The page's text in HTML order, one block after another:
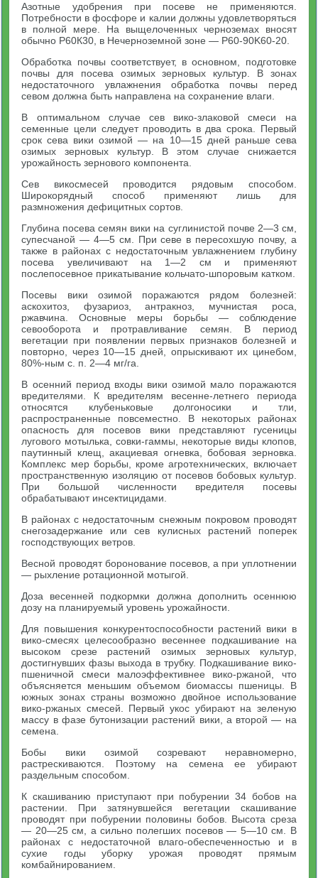
Азотные удобрения при посеве не применяются.
Потребности в фосфоре и калии должны удовлетворяться
в полной мере. На выщелоченных черноземах вносят
обычно Р60К30, в Нечерноземной зоне — P60-90K60-20.
Обработка почвы соответствует, в основном, подготовке
почвы для посева озимых зерновых культур. В зонах
недостаточного увлажнения обработка почвы перед
севом должна быть направлена на сохранение влаги.
В оптимальном случае сев вико-злаковой смеси на
семенные цели следует проводить в два срока. Первый
срок сева вики озимой — на 10—15 дней раньше сева
озимых зерновых культур. В этом случае снижается
урожайность зернового компонента.
Сев викосмесей проводится рядовым способом.
Широкорядный способ применяют лишь для
размножения дефицитных сортов.
Глубина посева семян вики на суглинистой почве 2—3 см,
супесчаной — 4—5 см. При севе в пересохшую почву, а
также в районах с недостаточным увлажнением глубину
посева увеличивают на 1—2 см и применяют
послепосевное прикатывание кольчато-шпоровым катком.
Посевы вики озимой поражаются рядом болезней:
аскохитоз, фузариоз, антракноз, мучнистая роса,
ржавчина. Основные меры борьбы — соблюдение
севооборота и протравливание семян. В период
вегетации при появлении первых признаков болезней и
повторно, через 10—15 дней, опрыскивают их цинебом,
80%-ным с. п. 2—4 мг/га.
В осенний период входы вики озимой мало поражаются
вредителями. К вредителям весенне-летнего периода
относятся клубеньковые долгоносики и тли,
распространенные повсеместно. В некоторых районах
опасность для посевов вики представляют гусеницы
лугового мотылька, совки-гаммы, некоторые виды клопов,
паутинный клещ, акациевая огневка, бобовая зерновка.
Комплекс мер борьбы, кроме агротехнических, включает
пространственную изоляцию от посевов бобовых культур.
При большой численности вредителя посевы
обрабатывают инсектицидами.
В районах с недостаточным снежным покровом проводят
снегозадержание или сев кулисных растений поперек
господствующих ветров.
Весной проводят боронование посевов, а при уплотнении
— рыхление ротационной мотыгой.
Доза весенней подкормки должна дополнить осеннюю
дозу на планируемый уровень урожайности.
Для повышения конкурентоспособности растений вики в
вико-смесях целесообразно весеннее подкашивание на
высоком срезе растений озимых зерновых культур,
достигнувших фазы выхода в трубку. Подкашивание вико-
пшеничной смеси малоэффективнее вико-ржаной, что
объясняется меньшим объемом биомассы пшеницы. В
южных зонах страны возможно двойное использование
вико-ржаных смесей. Первый укос убирают на зеленую
массу в фазе бутонизации растений вики, а второй — на
семена.
Бобы вики озимой созревают неравномерно,
растрескиваются. Поэтому на семена ее убирают
раздельным способом.
К скашиванию приступают при побурении 34 бобов на
растении. При затянувшейся вегетации скашивание
проводят при побурении половины бобов. Высота среза
— 20—25 см, а сильно полегших посевов — 5—10 см. В
районах с недостаточной влаго-обеспеченностью и в
сухие годы уборку урожая проводят прямым
комбайнированием.